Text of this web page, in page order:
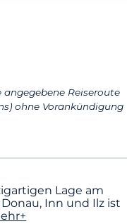
Reiseroute
ohne Vorankündigung
Lage am
Inn und Ilz ist